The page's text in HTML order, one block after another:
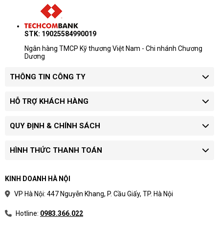
STK: 19025584990019
Ngân hàng TMCP Kỹ thương Việt Nam - Chi nhánh Chương
Dương
THÔNG TIN CÔNG TY
HỖ TRỢ KHÁCH HÀNG
QUY ĐỊNH & CHÍNH SÁCH
HÌNH THỨC THANH TOÁN
KINH DOANH HÀ NỘI
VP Hà Nội: 447 Nguyễn Khang, P. Cầu Giấy, TP. Hà Nội
Hotline: 0983.366.022